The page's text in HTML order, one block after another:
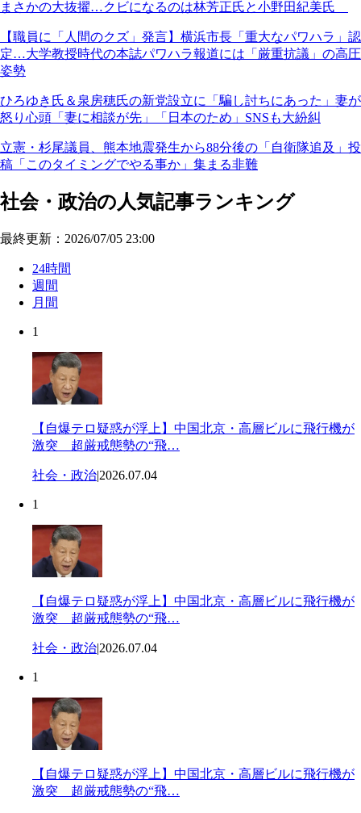
まさかの大抜擢…クビになるのは林芳正氏と小野田紀美氏
【職員に「人間のクズ」発言】横浜市長「重大なパワハラ」認
定…大学教授時代の本誌パワハラ報道には「厳重抗議」の高圧
姿勢
ひろゆき氏＆泉房穂氏の新党設立に「騙し討ちにあった」妻が
怒り心頭「妻に相談が先」「日本のため」SNSも大紛糾
立憲・杉尾議員、熊本地震発生から88分後の「自衛隊追及」投
稿「このタイミングでやる事か」集まる非難
社会・政治の人気記事ランキング
最終更新：2026/07/05 23:00
24時間
週間
月間
1
【自爆テロ疑惑が浮上】中国北京・高層ビルに飛行機が
激突 超厳戒態勢の“飛…
社会・政治|2026.07.04
1
【自爆テロ疑惑が浮上】中国北京・高層ビルに飛行機が
激突 超厳戒態勢の“飛…
社会・政治|2026.07.04
1
【自爆テロ疑惑が浮上】中国北京・高層ビルに飛行機が
激突 超厳戒態勢の“飛…